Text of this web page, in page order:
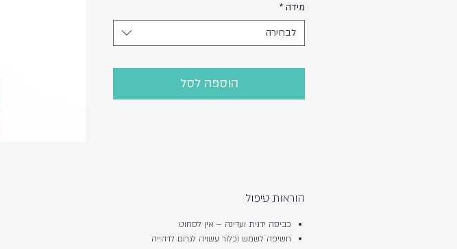
מידה *
לבחירה
הוספה לסל
הוראות טיפול
כביסה ידנית ועדינה – אין לסחוט
חשיפה לשמש וכלור עשויה לגרום לדהייה